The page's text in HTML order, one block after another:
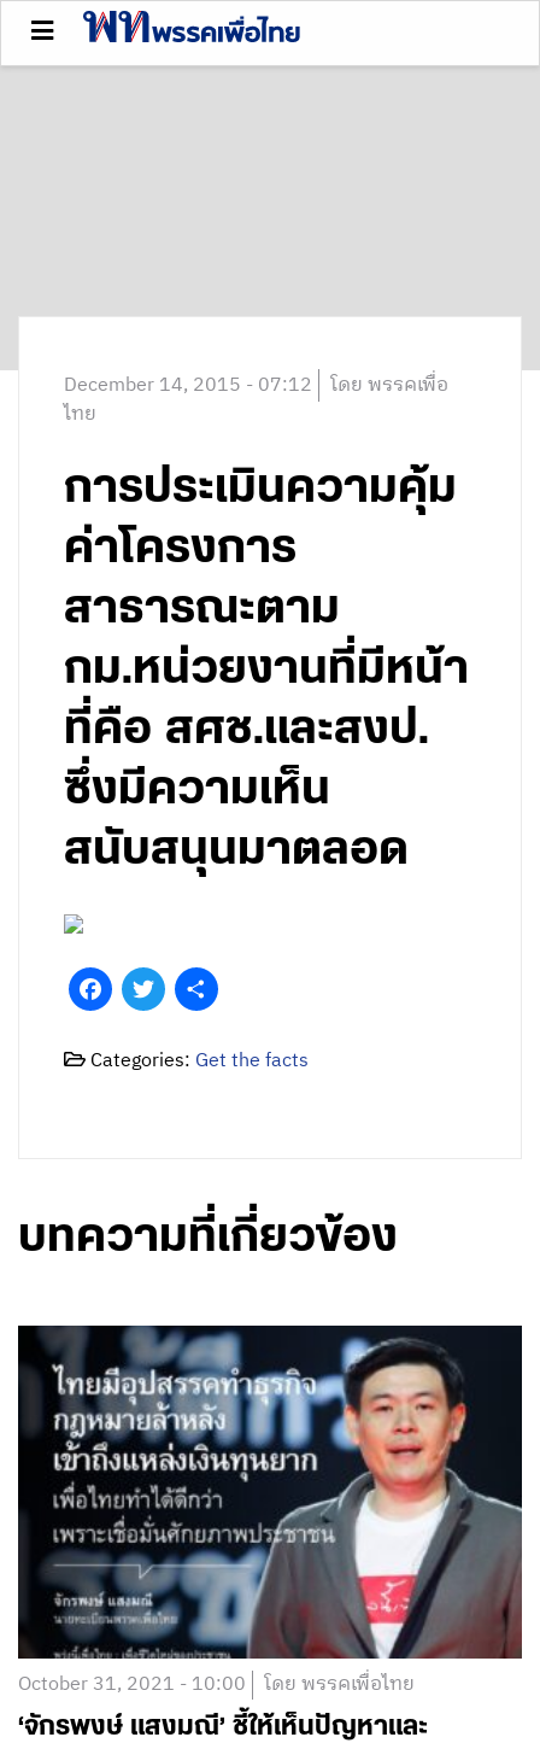
December 14, 2015 - 07:12 โดย พรรคเพื่อ
ไทย
การประเมินความคุ้ม
ค่าโครงการ
สาธารณะตาม
กม.หน่วยงานที่มีหน้า
ที่คือ สศช.และสงป.
ซึ่งมีความเห็น
สนับสนุนมาตลอด
FacebookTwitter
Categories: Get the facts
บทความที่เกี่ยวข้อง
October 31, 2021 - 10:00 โดย พรรคเพื่อไทย
‘จักรพงษ์ แสงมณี’ ชี้ให้เห็นปัญหาและ